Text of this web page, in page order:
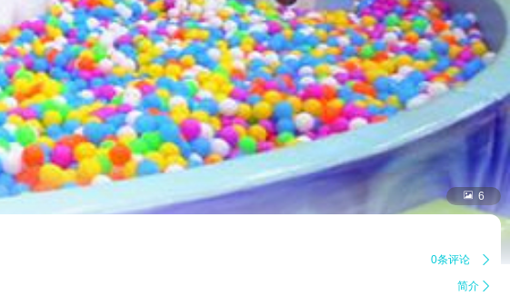
 6
0条评论 
简介 